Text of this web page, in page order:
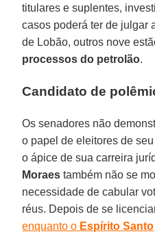
titulares e suplentes,
casos poderá ter de julgar
de Lobão, outros nove
processos do petrolão.
Candidato de
Os senadores não
o papel de eleitores de
o ápice de sua carreira
Moraes também não se
necessidade de cabular
réus. Depois de se
enquanto o Espírito Santo